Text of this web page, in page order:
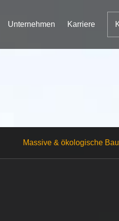
Unternehmen Karriere
Massive & ökologische